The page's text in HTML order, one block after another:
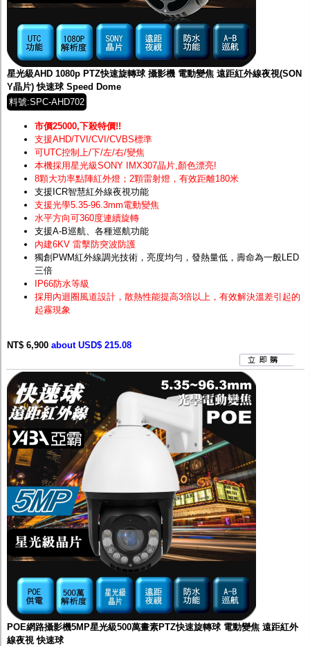
星光級AHD 1080p PTZ快速旋轉球 攝影機 電動變焦 遠距紅外線夜視(SON
Y晶片) 快速球 Speed Dome
料號:SPC-AHD702
市價25000,下殺特價!!
支援AHD/TVI/CVI/CVBS標準
可UTC控制上/下/左/右/變焦
本機採用星光級SONY IMX307晶片,顏色漂亮!
8顆大功率點陣紅外燈；2顆雷射燈，有效距離180米
支援ICR智慧紅外線夜視功能
支援光學5.35-96.3mm電動變焦
水平方向可360度連續旋轉
支援A-B巡航、各種巡航功能
內建6KV 雷擊防突波防護
獨創PWM紅外線調光技術，亮度均勻，發熱量低，壽命為一般LED
三倍
IP66防水等級
採用內迴圈風道設計，散熱性能提高3倍以上，有效解決溫差引起的
起霧現象
NT$ 6,900 about USD$ 215.08
POE網路攝影機5MP星光級500萬畫素PTZ快速旋轉球 電動變焦 遠距紅外
線夜視 快速球